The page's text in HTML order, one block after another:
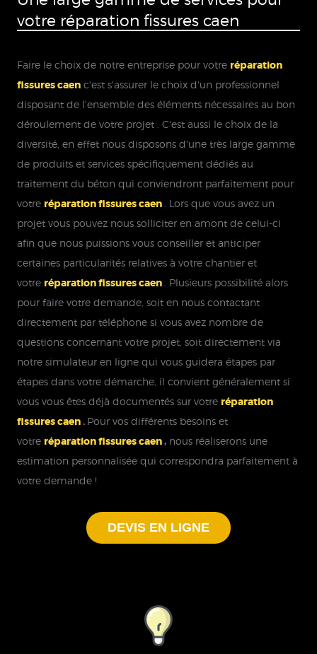
votre réparation fissures caen
Faire le choix de notre entreprise pour votre réparation
fissures caenc'est s'assurer le choix d'un professionnel
disposant de l'ensemble des éléments nécessaires au bon
déroulement de votre projet . C'est aussi le choix de la
diversité, en effet nous disposons d'une très large gamme
de produits et services spécifiquement dédiés au
traitement du béton qui conviendront parfaitement pour
votre réparation fissures caen
. Lors que vous avez un
projet vous pouvez nous solliciter en amont de celui-ci
afin que nous puissions vous conseiller et anticiper
certaines particularités relatives à votre chantier et
votre réparation fissures caen
. Plusieurs possibilité alors
pour faire votre demande, soit en nous contactant
directement par téléphone si vous avez nombre de
questions concernant votre projet, soit directement via
notre simulateur en ligne qui vous guidera étapes par
étapes dans votre démarche, il convient généralement si
vous vous êtes déjà documentés sur votre réparation
fissures caen. Pour vos différents besoins et
votre réparation fissures caen,nous réaliserons une
estimation personnalisée qui correspondra parfaitement à
votre demande !
DEVIS EN LIGNE